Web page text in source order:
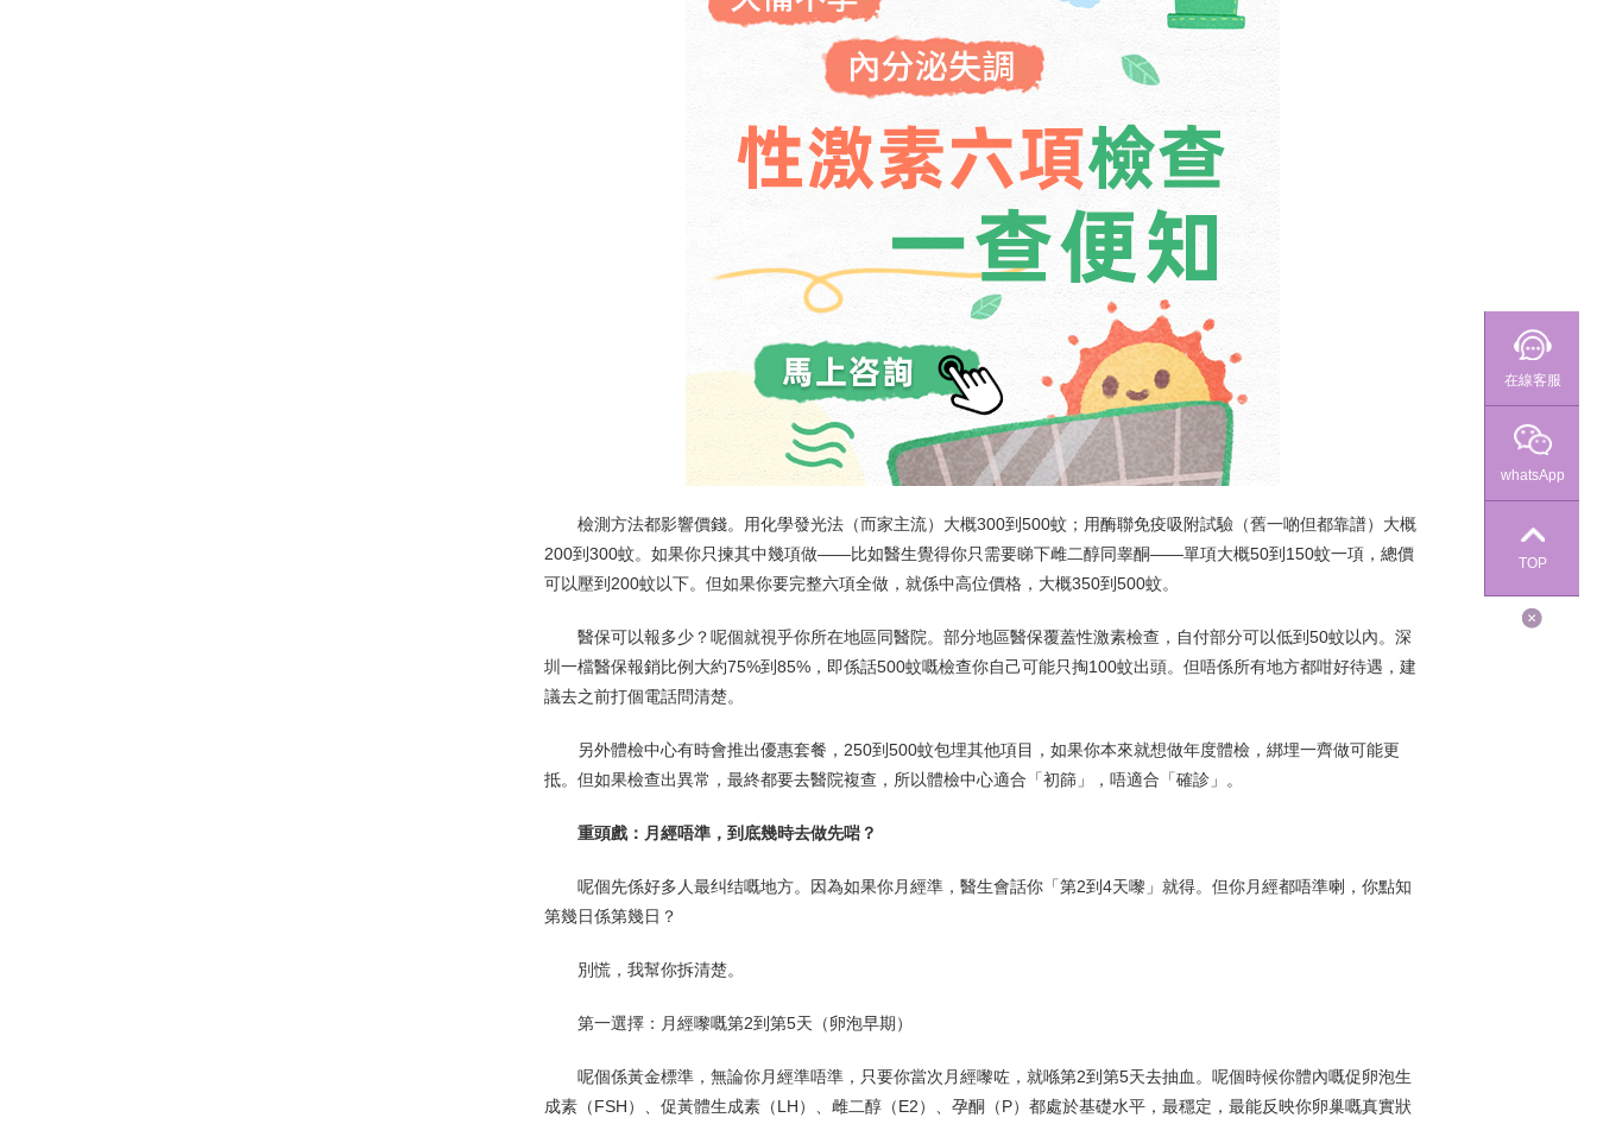
檢測方法都影響價錢。用化學發光法（而家主流）大概300到500蚊；用酶聯免疫吸附試驗（舊一啲但都靠譜）大概
200到300蚊。如果你只揀其中幾項做——比如醫生覺得你只需要睇下雌二醇同睾酮——單項大概50到150蚊一項，總價
可以壓到200蚊以下。但如果你要完整六項全做，就係中高位價格，大概350到500蚊。
醫保可以報多少？呢個就視乎你所在地區同醫院。部分地區醫保覆蓋性激素檢查，自付部分可以低到50蚊以內。深
圳一檔醫保報銷比例大約75%到85%，即係話500蚊嘅檢查你自己可能只掏100蚊出頭。但唔係所有地方都咁好待遇，建
議去之前打個電話問清楚。
另外體檢中心有時會推出優惠套餐，250到500蚊包埋其他項目，如果你本來就想做年度體檢，綁埋一齊做可能更
抵。但如果檢查出異常，最終都要去醫院複查，所以體檢中心適合「初篩」，唔適合「確診」。
重頭戲：月經唔準，到底幾時去做先啱？
呢個先係好多人最纠结嘅地方。因為如果你月經準，醫生會話你「第2到4天嚟」就得。但你月經都唔準喇，你點知
第幾日係第幾日？
別慌，我幫你拆清楚。
第一選擇：月經嚟嘅第2到第5天（卵泡早期）
呢個係黃金標準，無論你月經準唔準，只要你當次月經嚟咗，就喺第2到第5天去抽血。呢個時候你體內嘅促卵泡生
成素（FSH）、促黃體生成素（LH）、雌二醇（E2）、孕酮（P）都處於基礎水平，最穩定，最能反映你卵巢嘅真實狀
在線客服
whatsApp
TOP